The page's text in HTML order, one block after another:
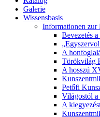
Galerie
Wissensbasis
Informationen zur
Bevezetés
A
Törökvilág
A hosszú
Petőfi
Világostól a
A